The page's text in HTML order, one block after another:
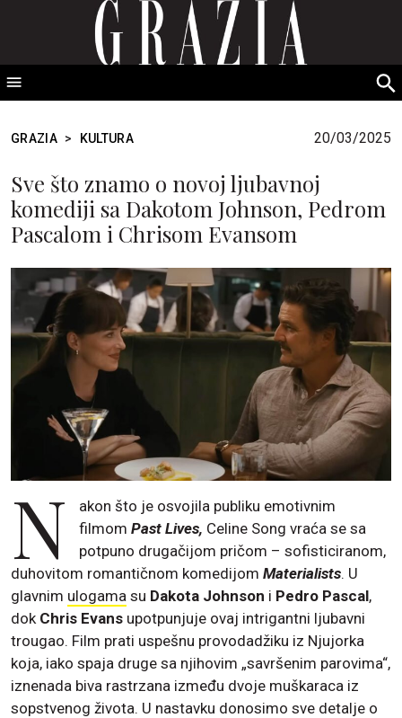
GRAZIA Srbija
GRAZIA > KULTURA 20/03/2025
Sve što znamo o novoj ljubavnoj
komediji sa Dakotom Johnson, Pedrom
Pascalom i Chrisom Evansom
N
akon što je osvojila publiku emotivnim
filmomPast Lives, Celine Song vraća se sa
potpuno drugačijom pričom – sofisticiranom,
duhovitom romantičnom komedijom Materialists. U
glavnim ulogama su Dakota Johnson i Pedro Pascal,
dok Chris Evans upotpunjuje ovaj intrigantni ljubavni
trougao. Film prati uspešnu provodadžiku iz Njujorka
koja, iako spaja druge sa njihovim „savršenim parovima“,
iznenada biva rastrzana između dvoje muškaraca iz
sopstvenog života. U nastavku donosimo sve detalje o